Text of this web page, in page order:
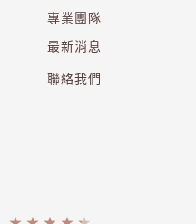
專業團隊
最新消息
聯絡我們